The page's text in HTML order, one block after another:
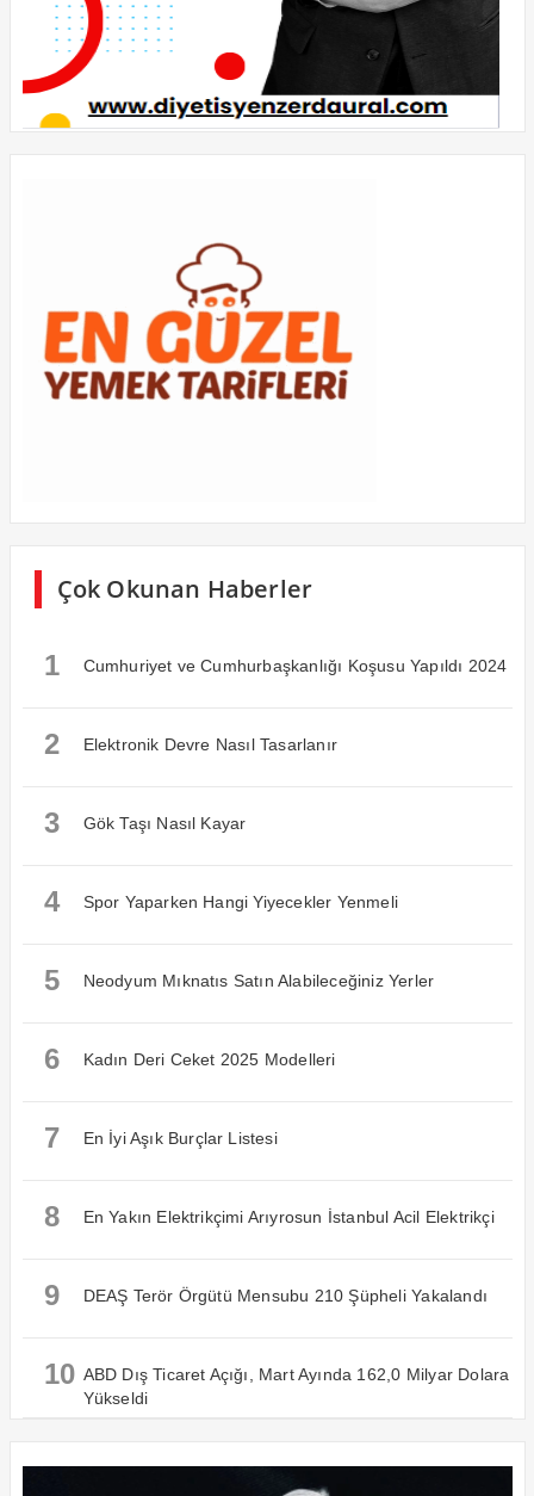
Çok Okunan Haberler
1 Cumhuriyet ve Cumhurbaşkanlığı Koşusu Yapıldı 2024
2 Elektronik Devre Nasıl Tasarlanır
3 Gök Taşı Nasıl Kayar
4 Spor Yaparken Hangi Yiyecekler Yenmeli
5 Neodyum Mıknatıs Satın Alabileceğiniz Yerler
6 Kadın Deri Ceket 2025 Modelleri
7 En İyi Aşık Burçlar Listesi
8 En Yakın Elektrikçimi Arıyrosun İstanbul Acil Elektrikçi
9 DEAŞ Terör Örgütü Mensubu 210 Şüpheli Yakalandı
10 ABD Dış Ticaret Açığı, Mart Ayında 162,0 Milyar Dolara
Yükseldi